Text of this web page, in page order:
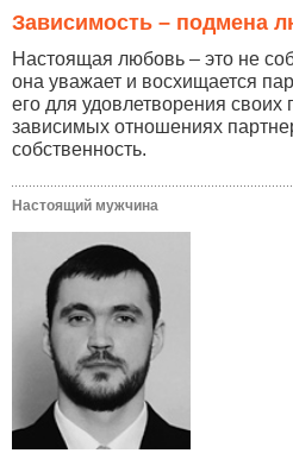
Зависимость – подмена
Настоящая любовь – это не
она уважает и восхищается
его для удовлетворения своих
зависимых отношениях
собственность.
Настоящий мужчина